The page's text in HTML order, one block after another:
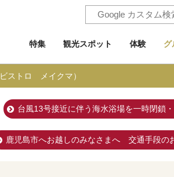
特集 観光スポット 体験 グ
ストロ メイクマ）
台風13号接近に伴う海水浴場を一時閉鎖
鹿児島市へお越しのみなさまへ 交通手段の